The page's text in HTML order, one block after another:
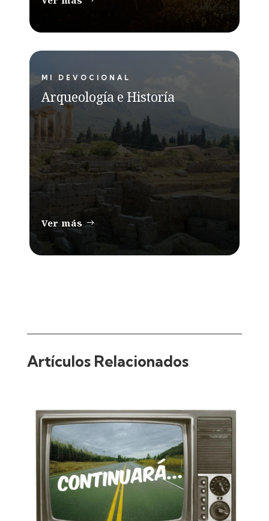
MI DEVOCIONAL
Arqueología e Historía
Ver más
Artículos Relacionados